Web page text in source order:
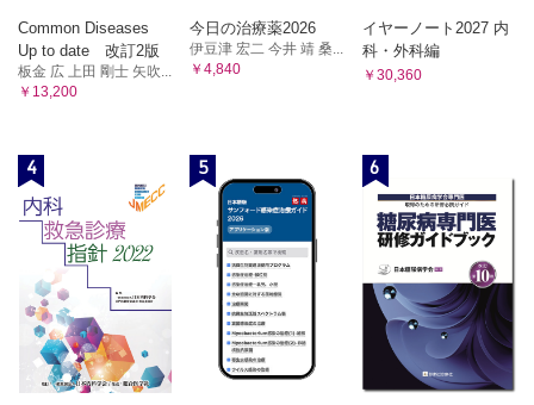
Common Diseases
Up to date 改訂2版
板金 広 上田 剛士 矢吹...
￥13,200
今日の治療薬2026
伊豆津 宏二 今井 靖 桑...
￥4,840
イヤーノート2027 内
科・外科編
￥30,360
4 5 6